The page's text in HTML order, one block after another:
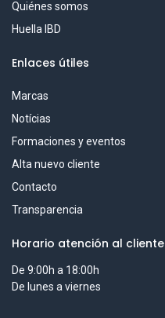
Quiénes somos
Huella IBD
Enlaces útiles
Marcas
Notícias
Formaciones y eventos
Alta nuevo cliente
Contacto
Transparencia
Horario atención al cliente
De 9:00h a 18:00h
De lunes a viernes